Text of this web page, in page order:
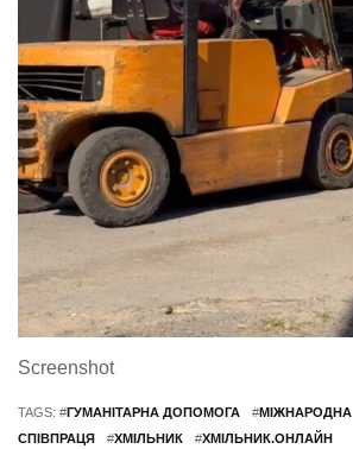
Screenshot
TAGS: #ГУМАНІТАРНА ДОПОМОГА #МІЖНАРОДНА
СПІВПРАЦЯ
#ХМІЛЬНИК #ХМІЛЬНИК.ОНЛАЙН